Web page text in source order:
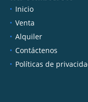
Inicio
Venta
Alquiler
Contáctenos
Políticas de